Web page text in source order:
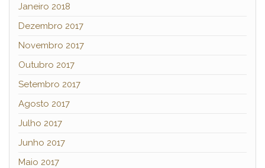
Janeiro 2018
Dezembro 2017
Novembro 2017
Outubro 2017
Setembro 2017
Agosto 2017
Julho 2017
Junho 2017
Maio 2017